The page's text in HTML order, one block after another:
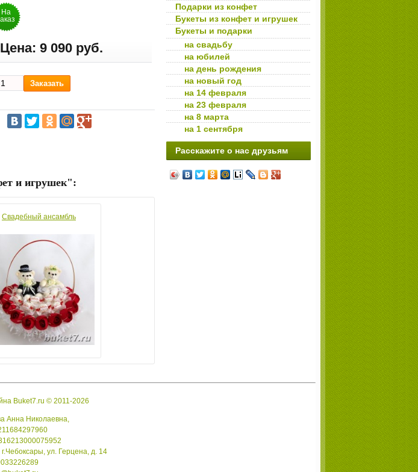
На
Цена: 9 090 руб.
и игрушек":
Свадебный ансамбль
Подарки из конфет
Букеты из конфет и игрушек
Букеты и подарки
на свадьбу
на юбилей
на день рождения
на новый год
на 14 февраля
на 23 февраля
на 8 марта
на 1 сентября
Расскажите о нас друзьям
Buket7.ru © 2011-2026
Анна Николаевна,
ул. Герцена, д. 14